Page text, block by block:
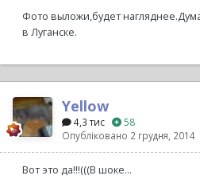
Фото выложи,будет
в Луганске.
Yellow
4,3 тис
58
Опубліковано 2 грудня, 2014
Вот это да!!!(((В шоке...